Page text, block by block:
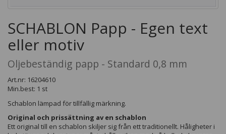
SCHABLON Papp - Egen text
eller motiv
Oljebeständig papp - Standard 0,8 mm
Art.nr: 16204610
Min.best: 1 st
Schablon lämpad för tillfällig märkning.
Original och prissättning av en schablon
Ett original till en schablon skiljer sig från ett traditionellt. Håligheter i